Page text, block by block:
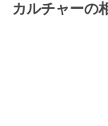
カルチャーの